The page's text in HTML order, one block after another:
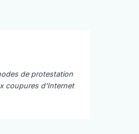
de protestation
coupures d'Internet